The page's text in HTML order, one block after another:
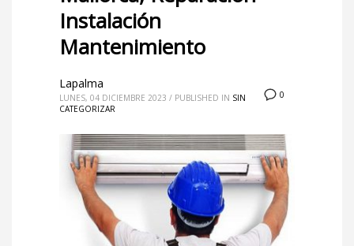
Instalación
Mantenimiento
0
Lapalma
LUNES, 04 DICIEMBRE 2023 / PUBLISHED IN SIN
CATEGORIZAR